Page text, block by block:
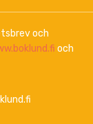
och
och